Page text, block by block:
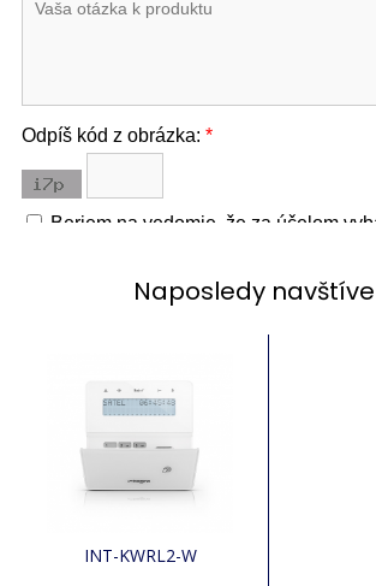
Naposledy
INT-KWRL2-W